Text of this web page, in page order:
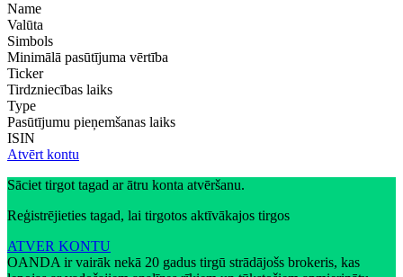
Name
Valūta
Simbols
Minimālā pasūtījuma vērtība
Ticker
Tirdzniecības laiks
Type
Pasūtījumu pieņemšanas laiks
ISIN
Atvērt kontu
Sāciet tirgot tagad ar ātru konta atvēršanu.
Reģistrējieties tagad, lai tirgotos aktīvākajos tirgos
ATVER KONTU
OANDA ir vairāk nekā 20 gadus tirgū strādājošs brokeris, kas